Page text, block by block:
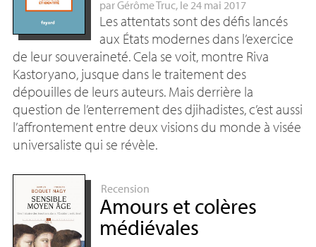
parGérôme Truc, le 24 mai 2017
Les attentats sont des défis lancés
aux États modernes dans l’exercice
de leur souveraineté. Cela se voit, montre Riva
Kastoryano, jusque dans le traitement des
dépouilles de leurs auteurs. Mais derrière la
question de l’enterrement des djihadistes, c’est aussi
l’affrontement entre deux visions du monde à visée
universaliste qui se révèle.
Recension
Amours et colères
médiévales